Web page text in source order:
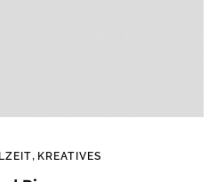
, KREATIVES